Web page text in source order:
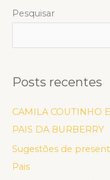
Pesquisar
Posts recentes
CAMILA COUTINHO
PAIS DA BURBERRY
Sugestões de
Pais